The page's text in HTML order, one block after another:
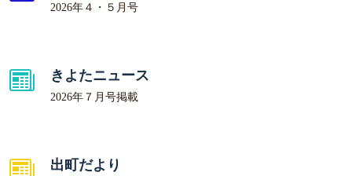
2026年４・５月号
きよたニュース
2026年７月号掲載
出町だより